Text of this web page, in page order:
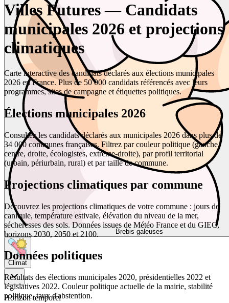
Brebis galeuses
Climat
Horizon temporel
Villes Futures — Candidats
municipales 2026 et projections
climatiques
Carte interactive des candidats déclarés aux élections municipales
2026 en France. Plus de 50 000 candidats référencés avec leurs
programmes, sites de campagne et étiquettes politiques.
Élections municipales 2026
Consultez les candidats déclarés aux municipales 2026 dans plus de
34 000 communes françaises. Filtrez par couleur politique (gauche,
centre, droite, écologistes, extrême-droite), par profil territorial
(urbain, périurbain, rural) et par taille de commune.
Projections climatiques par commune
Découvrez les projections climatiques de votre commune : jours de
canicule, température estivale, élévation du niveau de la mer,
sécheresses des sols. Données issues de Météo France et du GIEC,
horizons 2030, 2050 et 2100.
Données politiques
Résultats des élections municipales 2020, présidentielles 2022 et
législatives 2022. Couleur politique actuelle de la mairie, stabilité
politique, taux d'abstention.